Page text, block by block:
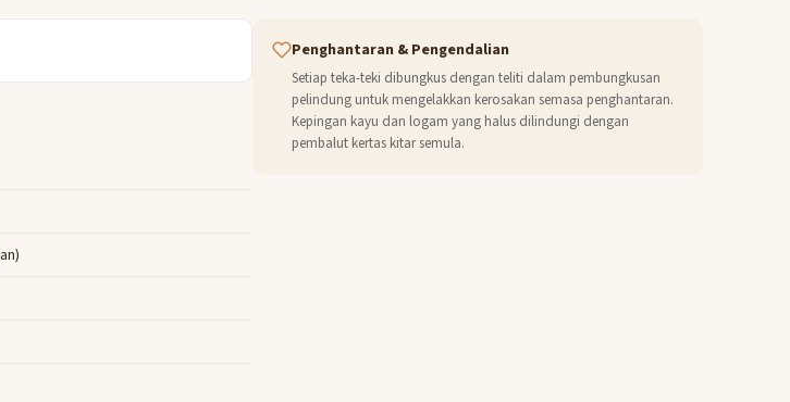
Penghantaran & Pengendalian
Setiap teka-teki dibungkus dengan teliti dalam pembungkusan
pelindung untuk mengelakkan kerosakan semasa penghantaran.
Kepingan kayu dan logam yang halus dilindungi dengan
pembalut kertas kitar semula.